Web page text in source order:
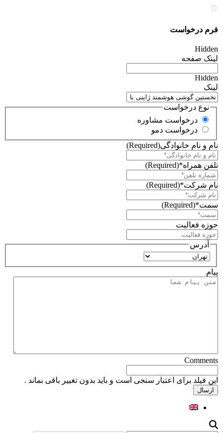
فرم درخواست
Hidden
لینک صفحه
Hidden
لینک
نوع درخواست
درخواست مشاوره
درخواست دمو
نام و نام خانوادگی(Required)
تلفن همراه*(Required)
نام شرکت*(Required)
سمت*(Required)
حوزه فعالیت
آدرس
استان
پیام
Comments
این فیلد برای اعتبار سنجی است و باید بدون تغییر باقی بماند .